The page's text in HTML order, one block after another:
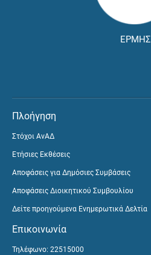
ΕΡΜΗΣ
Πλοήγηση
Στόχοι ΑνΑΔ
Ετήσιες Εκθέσεις
Αποφάσεις για Δημόσιες Συμβάσεις
Αποφάσεις Διοικητικού Συμβουλίου
Δείτε προηγούμενα Ενημερωτικά Δελτία
Επικοινωνία
Τηλέφωνο: 22515000